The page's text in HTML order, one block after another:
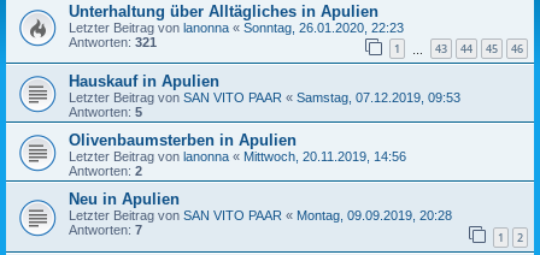
Unterhaltung über Alltägliches in Apulien
Letzter Beitrag von lanonna « Sonntag, 26.01.2020, 22:23
Antworten: 321 1 43 44 45 46
Hauskauf in Apulien
Letzter Beitrag von SAN VITO PAAR « Samstag, 07.12.2019, 09:53
Antworten: 5
Olivenbaumsterben in Apulien
Letzter Beitrag von lanonna « Mittwoch, 20.11.2019, 14:56
Antworten: 2
Neu in Apulien
Letzter Beitrag von SAN VITO PAAR « Montag, 09.09.2019, 20:28
Antworten: 7 1 2